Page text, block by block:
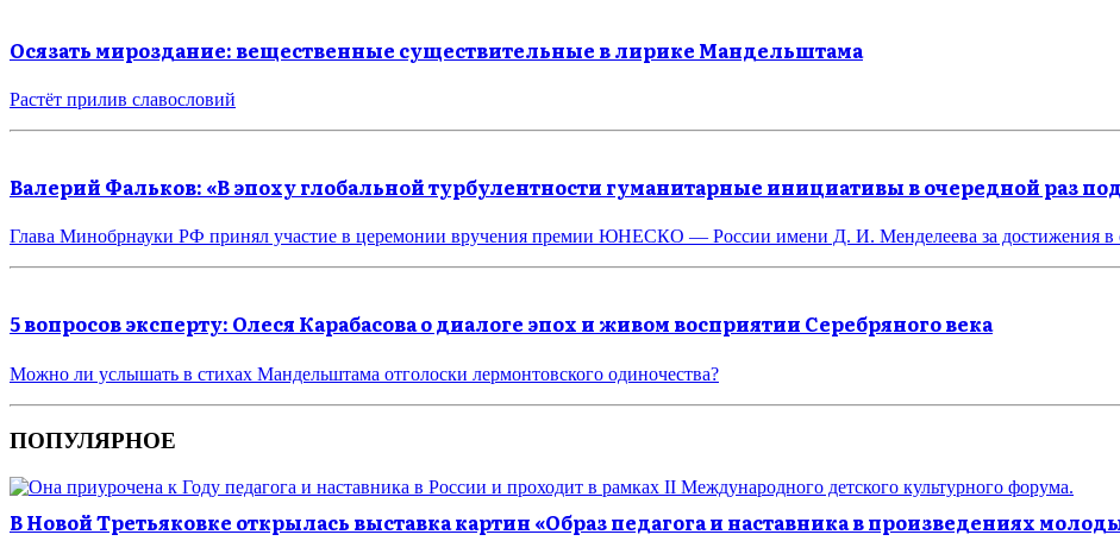
Осязать мироздание: вещественные существительные в лирике Мандельштама
Растёт прилив славословий
Валерий Фальков: «В эпоху глобальной турбулентности гуманитарные инициативы в очередной раз
Глава Минобрнауки РФ принял участие в церемонии вручения премии ЮНЕСКО — России имени Д. И. Менделеева за достижения в
5 вопросов эксперту: Олеся Карабасова о диалоге эпох и живом восприятии Серебряного века
Можно ли услышать в стихах Мандельштама отголоски лермонтовского одиночества?
ПОПУЛЯРНОЕ
В Новой Третьяковке открылась выставка картин «Образ педагога и наставника в произведениях